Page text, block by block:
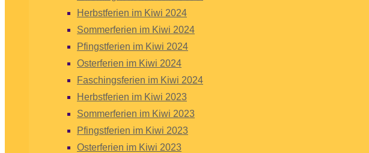
Herbstferien im Kiwi 2024
Sommerferien im Kiwi 2024
Pfingstferien im Kiwi 2024
Osterferien im Kiwi 2024
Faschingsferien im Kiwi 2024
Herbstferien im Kiwi 2023
Sommerferien im Kiwi 2023
Pfingstferien im Kiwi 2023
Osterferien im Kiwi 2023